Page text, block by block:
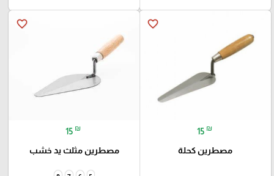
favorite_border
15 ₪
مصطرين كحلة
favorite_border
15 ₪
مصطرين مثلث يد خشب